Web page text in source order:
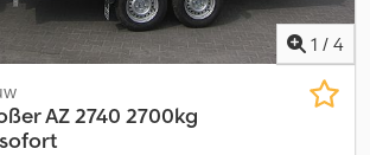
de. Inhoud en afbeeldingen vallen onder
onder merkbescherming 06/26
S Dmo Aaioha
1 / 4
AZ 2740 2700kg